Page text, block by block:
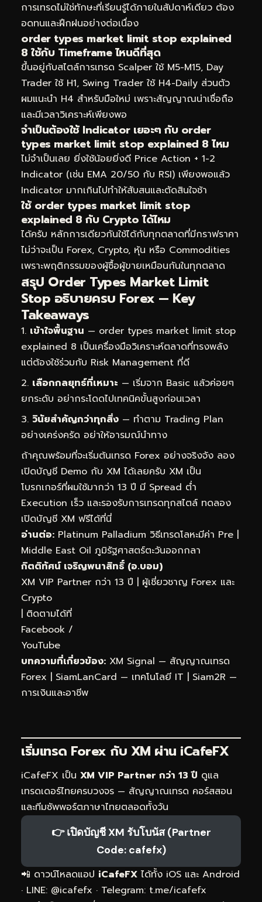
การเทรดไม่ใช่ทักษะที่เรียนรู้ได้ภายในสัปดาห์เดียว ต้อง
อดทนและฝึกฝนอย่างต่อเนื่อง
order types market limit stop explained
8 ใช้กับ Timeframe ไหนดีที่สุด
ขึ้นอยู่กับสไตล์การเทรด Scalper ใช้ M5-M15, Day
Trader ใช้ H1, Swing Trader ใช้ H4-Daily ส่วนตัว
ผมแนะนำ H4 สำหรับมือใหม่ เพราะสัญญาณน่าเชื่อถือ
และมีเวลาวิเคราะห์เพียงพอ
จำเป็นต้องใช้ Indicator เยอะๆ กับ order
types market limit stop explained 8 ไหม
ไม่จำเป็นเลย ยิ่งใช้น้อยยิ่งดี Price Action + 1-2
Indicator (เช่น EMA 20/50 กับ RSI) เพียงพอแล้ว
Indicator มากเกินไปทำให้สับสนและตัดสินใจช้า
ใช้ order types market limit stop
explained 8 กับ Crypto ได้ไหม
ได้ครับ หลักการเดียวกันใช้ได้กับทุกตลาดที่มีกราฟราคา
ไม่ว่าจะเป็น Forex, Crypto, หุ้น หรือ Commodities
เพราะพฤติกรรมของผู้ซื้อผู้ขายเหมือนกันในทุกตลาด
สรุป Order Types Market Limit
Stop อธิบายครบ Forex — Key
Takeaways
เข้าใจพื้นฐาน — order types market limit stop
explained 8 เป็นเครื่องมือวิเคราะห์ตลาดที่ทรงพลัง
แต่ต้องใช้ร่วมกับ Risk Management ที่ดี
เลือกกลยุทธ์ที่เหมาะ — เริ่มจาก Basic แล้วค่อยๆ
ยกระดับ อย่ากระโดดไปเทคนิคขั้นสูงก่อนเวลา
วินัยสำคัญกว่าทุกสิ่ง — ทำตาม Trading Plan
อย่างเคร่งครัด อย่าให้อารมณ์นำทาง
ถ้าคุณพร้อมที่จะเริ่มต้นเทรด Forex อย่างจริงจัง ลอง
เปิดบัญชี Demo กับ XM ได้เลยครับ XM เป็น
โบรกเกอร์ที่ผมใช้มากว่า 13 ปี มี Spread ต่ำ
Execution เร็ว และรองรับการเทรดทุกสไตล์ ทดลอง
เปิดบัญชี XM ฟรีได้ที่นี่
อ่านต่อ: Platinum Palladium วิธีเทรดโลหะมีค่า Pre |
Middle East Oil ภูมิรัฐศาสตร์ตะวันออกกลา
กิตติทัศน์ เจริญพนาสิทธิ์ (อ.บอม)
XM VIP Partner กว่า 13 ปี | ผู้เชี่ยวชาญ Forex และ
Crypto
| ติดตามได้ที่
Facebook /
YouTube
บทความที่เกี่ยวข้อง: XM Signal — สัญญาณเทรด
Forex | SiamLanCard — เทคโนโลยี IT | Siam2R —
การเงินและอาชีพ
เริ่มเทรด Forex กับ XM ผ่าน iCafeFX
iCafeFX เป็น XM VIP Partner กว่า 13 ปี ดูแล
เทรดเดอร์ไทยครบวงจร — สัญญาณเทรด คอร์สสอน
และทีมซัพพอร์ตภาษาไทยตลอดทั้งวัน
👉 เปิดบัญชี XM รับโบนัส (Partner
Code: cafefx)
📲 ดาวน์โหลดแอป iCafeFX ได้ทั้ง iOS และ Android
· LINE: @icafefx · Telegram: t.me/icafefx